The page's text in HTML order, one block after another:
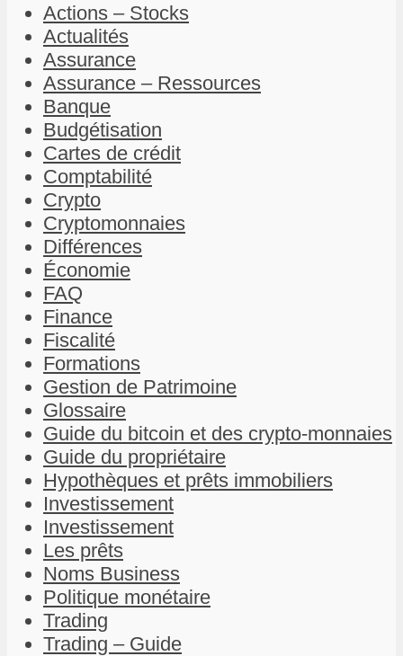
Actions – Stocks
Actualités
Assurance
Assurance – Ressources
Banque
Budgétisation
Cartes de crédit
Comptabilité
Crypto
Cryptomonnaies
Différences
Économie
FAQ
Finance
Fiscalité
Formations
Gestion de Patrimoine
Glossaire
Guide du bitcoin et des crypto-monnaies
Guide du propriétaire
Hypothèques et prêts immobiliers
Investissement
Investissement
Les prêts
Noms Business
Politique monétaire
Trading
Trading – Guide